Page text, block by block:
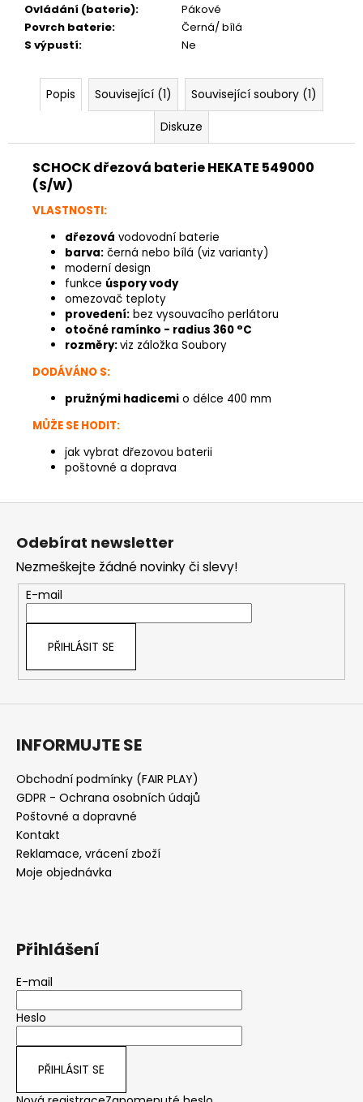
Ovládání (baterie):
Pákové
Povrch baterie:
Černá/ bílá
S výpustí: Ne
Popis Související (1)
Související soubory (1)
Diskuze
SCHOCK dřezová baterie HEKATE 549000
(S/W)
VLASTNOSTI:
dřezová vodovodní baterie
barva: černá nebo bílá (viz varianty)
moderní design
funkce úspory vody
omezovač teploty
provedení: bez vysouvacího perlátoru
otočné ramínko - radius 360 °C
rozměry:viz záložka Soubory
DODÁVÁNO S:
pružnými hadicemi o délce 400 mm
MŮŽE SE HODIT:
jak vybrat dřezovou baterii
poštovné a doprava
Z
Odebírat newsletter
Nezmeškejte žádné novinky či slevy!
E-mail
PŘIHLÁSIT SE
INFORMUJTE SE
Obchodní podmínky (FAIR PLAY)
GDPR - Ochrana osobních údajů
Poštovné a dopravné
Kontakt
Reklamace, vrácení zboží
Moje objednávka
Přihlášení
E-mail
Heslo
PŘIHLÁSIT SE